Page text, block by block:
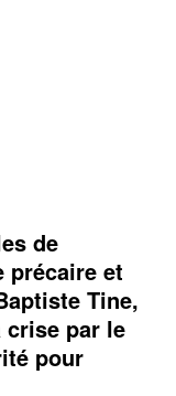
de
précaire et
Tine,
par le
pour